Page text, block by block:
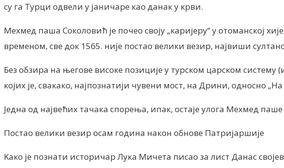
су га Турци одвели у јаничаре као данак у крви.
Мехмед паша Соколовић је почео своју „каријеру“ у отоманској
временом, све док 1565. није постао велики везир, највиши
Без обзира на његове високе позиције у турском царском
којих је, свакако, најпознатији чувени мост, на Дрини, односно
Једна од највећих тачака спорења, ипак, остаје улога Мехмед
Постао велики везир осам година након обнове Патријаршије
Kако је познати историчар Лука Мичета писао за лист Данас